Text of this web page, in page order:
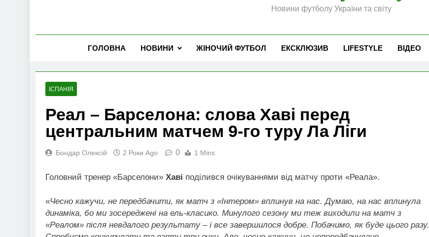
Новини футболу України та світу
ГОЛОВНА НОВИНИ ЖІНОЧИЙ ФУТБОЛ ЕКСКЛЮЗИВ LIFESTYLE ВІДЕО
ІСПАНІЯ
Реал – Барселона: слова Хаві перед
центральним матчем 9-го туру Ла Ліги
Бондар Олексій 2 Роки Ago 0 1 Mins
Головний тренер «Барселони» Хаві поділився очікуваннями від матчу проти «Реала».
«Чесно кажучи, не передбачити, як матч з «Інтером» вплинув на нас. Думаю, на нас вплинула
динаміка, бо ми зосереджені на ель-класико. Минулого сезону ми теж виходили на матч з
«Реалом» після невдалого результату – і все завершилося добре. Побачимо, як буде цього разу.